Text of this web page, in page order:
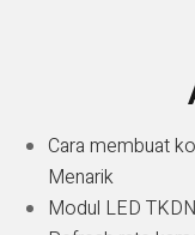
Cara membuat
Menarik
Modul LED